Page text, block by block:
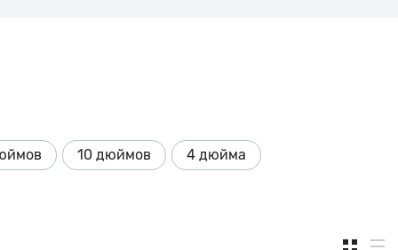
10 дюймов 4 дюйма